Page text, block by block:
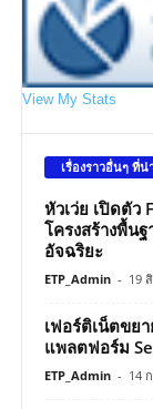
View My Stats
เรื่องราวอื่นๆ ที่น่
หัวเว่ย เปิดตัว
โครงสร้างพื้น
อัจฉริยะ
ETP_Admin - 19
เฟอร์ติเน็ตขย
แพลตฟอร์ม
ETP_Admin - 14